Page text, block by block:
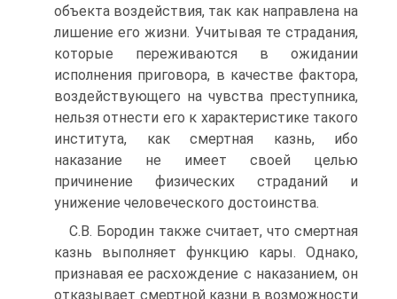
объекта воздействия, так как направлена на
лишение его жизни. Учитывая те страдания,
которые переживаются в ожидании
исполнения приговора, в качестве фактора,
воздействующего на чувства преступника,
нельзя отнести его к характеристике такого
института, как смертная казнь, ибо
наказание не имеет своей целью
причинение физических страданий и
унижение человеческого достоинства.
С.В. Бородин также считает, что смертная
казнь выполняет функцию кары. Однако,
признавая ее расхождение с наказанием, он
отказывает смертной казни в возможности